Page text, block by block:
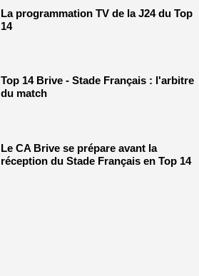
La programmation TV de la J24 du Top
14
Top 14 Brive - Stade Français : l'arbitre
du match
Le CA Brive se prépare avant la
réception du Stade Français en Top 14